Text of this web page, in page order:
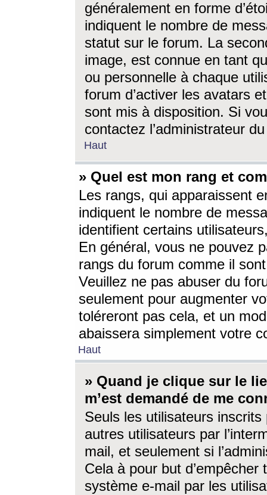
généralement en forme
indiquent le nombre de
statut sur le forum. La
image, est connue en tant
ou personnelle à chaque
forum d’activer les avatars
sont mis à disposition. Si
contactez l’administrateur
Haut
» Quel est mon rang et
Les rangs, qui apparaissent
indiquent le nombre de
identifient certains
En général, vous ne pouvez
rangs du forum comme il
Veuillez ne pas abuser du
seulement pour augmenter
toléreront pas cela, et un
abaissera simplement votre
Haut
» Quand je clique sur le
m’est demandé de me
Seuls les utilisateurs
autres utilisateurs par
mail, et seulement si
Cela à pour but
système e-mail par les